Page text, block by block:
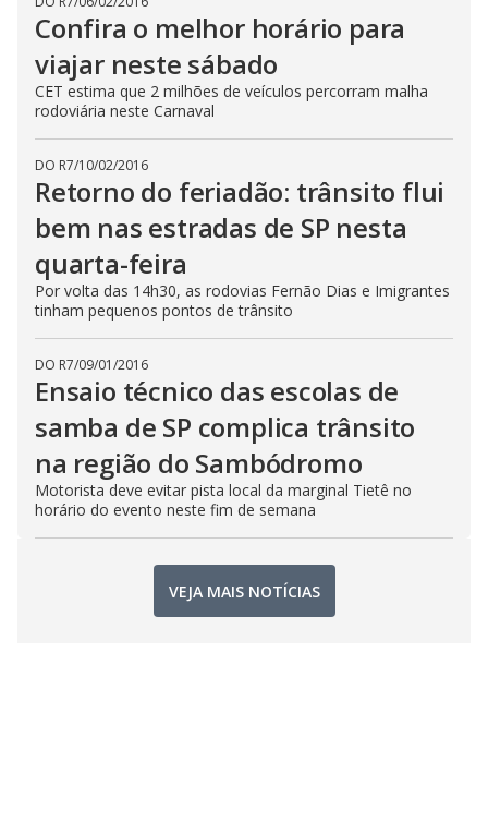
Confira o melhor horário para
viajar neste sábado
CET estima que 2 milhões de veículos percorram malha
rodoviária neste Carnaval
DO R7/10/02/2016
Retorno do feriadão: trânsito flui
bem nas estradas de SP nesta
quarta-feira
Por volta das 14h30, as rodovias Fernão Dias e Imigrantes
tinham pequenos pontos de trânsito
DO R7/09/01/2016
Ensaio técnico das escolas de
samba de SP complica trânsito
na região do Sambódromo
Motorista deve evitar pista local da marginal Tietê no
horário do evento neste fim de semana
VEJA MAIS NOTÍCIAS